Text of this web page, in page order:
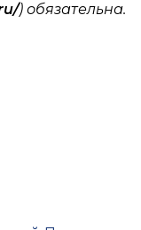
) обязательна.